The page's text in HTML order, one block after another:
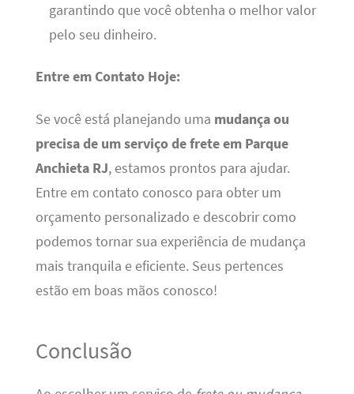
garantindo que você obtenha o melhor valor
pelo seu dinheiro.
Entre em Contato Hoje:
Se você está planejando uma mudança ou
precisa de um serviço de frete em Parque
Anchieta RJ, estamos prontos para ajudar.
Entre em contato conosco para obter um
orçamento personalizado e descobrir como
podemos tornar sua experiência de mudança
mais tranquila e eficiente. Seus pertences
estão em boas mãos conosco!
Conclusão